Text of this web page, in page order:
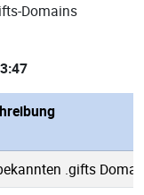
Domains
.gifts